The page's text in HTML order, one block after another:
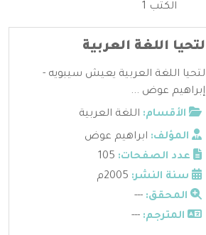
الكتب 1
لتحيا اللغة العربية
لتحيا اللغة العربية يعيش سيبويه -
إبراهيم عوض ...
الأقسام: اللغة العربية
المؤلف: ابراهيم عوض
عدد الصفحات:
سنة النشر:
المحقق: ---
المترجم: ---